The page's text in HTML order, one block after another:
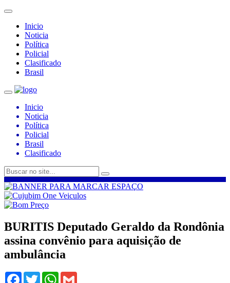
Inicio
Noticia
Política
Policial
Clasificado
Brasil
Inicio
Noticia
Política
Policial
Brasil
Clasificado
BURITIS Deputado Geraldo da Rondônia
assina convênio para aquisição de
ambulância
Facebook
TwitterWhatsApp